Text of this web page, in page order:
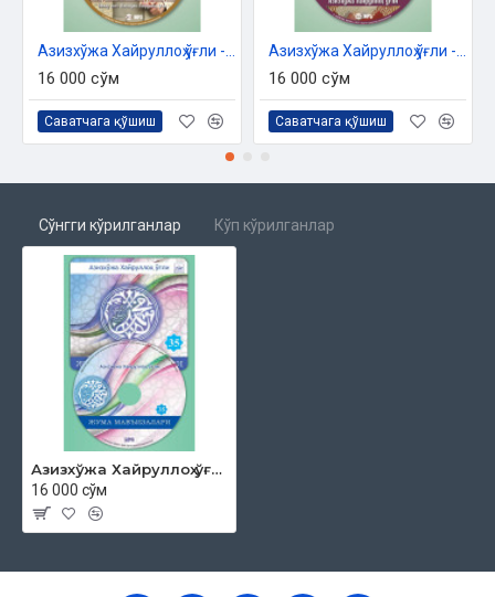
16 000 сўм
Саватчага қўшиш
16 000 сўм
Саватчага қўшиш
Сўнгги кўрилганлар Кўп кўрилганлар
Азизхўжа Хайруллоҳ ўғли - «Жума мавъизалари» 35-диск (МР3)
16 000 сўм